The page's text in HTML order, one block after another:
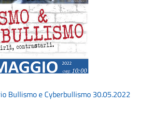
Bullismo e Cyberbullismo 30.05.2022